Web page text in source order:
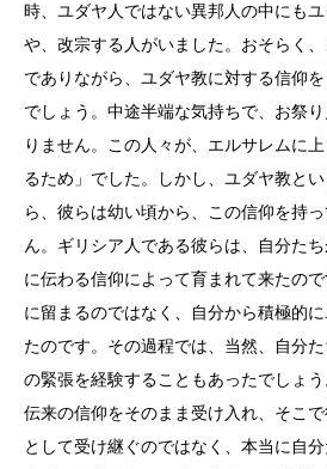
時、ユダヤ人ではない異邦人の中にも
や、改宗する人がいました。おそらく
でありながら、ユダヤ教に対する信仰
でしょう。中途半端な気持ちで、お祭
りません。この人々が、エルサレムに
るため」でした。しかし、ユダヤ教と
ら、彼らは幼い頃から、この信仰を持
ん。ギリシア人である彼らは、自分た
に伝わる信仰によって育まれて来たの
に留まるのではなく、自分から積極的
たのです。その過程では、当然、自分
の緊張を経験することもあったでしょ
伝来の信仰をそのまま受け入れ、そこ
として受け継ぐのではなく、本当に自